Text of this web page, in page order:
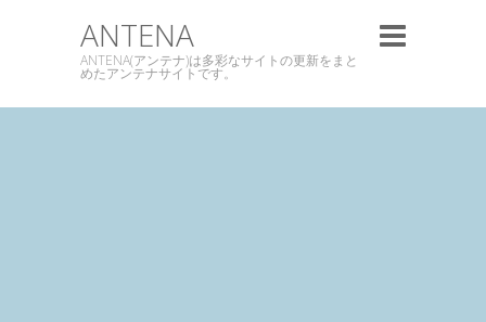
ANTENA
ANTENA(アンテナ)は多彩なサイトの更新をまと
めたアンテナサイトです。